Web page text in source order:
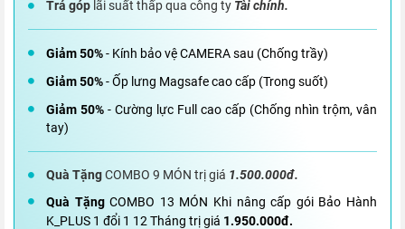
Trả góp lãi suất thấp qua công ty Tài chính.
Giảm 50%- Kính bảo vệ CAMERA sau (Chống trầy)
Giảm 50%- Ốp lưng Magsafe cao cấp (Trong suốt)
Giảm 50% - Cường lực Full cao cấp (Chống nhìn trộm, vân
tay)
Quà TặngCOMBO 9 MÓN trị giá 1.500.000đ.
Quà TặngCOMBO 13 MÓN Khi nâng cấp gói Bảo Hành
K_PLUS 1 đổi 1 12 Tháng trị giá 1.950.000đ.